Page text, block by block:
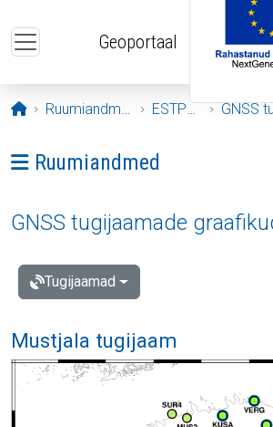
Geoportaal
Avaleht
Ruumiandmed ESTPOS GNSS
Ava menüü: Ruumiandmed
Ruumiandmed
GNSS tugijaamade
Tugijaamad
Mustjala tugijaam